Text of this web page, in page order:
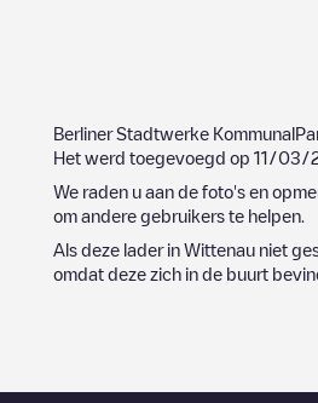
Berliner Stadtwerke
Het werd toegevoegd op 11/03/
We raden u aan de foto's en
om andere gebruikers te helpen.
Als deze lader in Wittenau niet
omdat deze zich in de buurt